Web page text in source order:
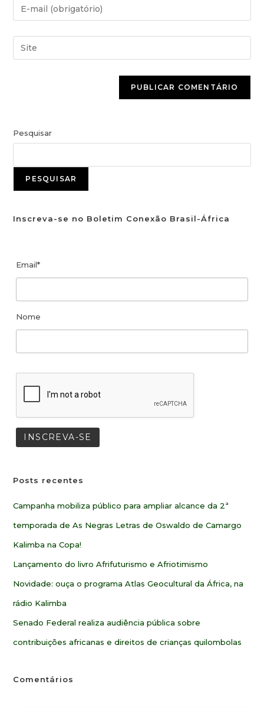
Pesquisar
PESQUISAR
Inscreva-se no Boletim Conexão Brasil-África
Email*
Nome
Posts recentes
Campanha mobiliza público para ampliar alcance da 2ª
temporada de As Negras Letras de Oswaldo de Camargo
Kalimba na Copa!
Lançamento do livro Afrifuturismo e Afriotimismo
Novidade: ouça o programa Atlas Geocultural da África, na
rádio Kalimba
Senado Federal realiza audiência pública sobre
contribuições africanas e direitos de crianças quilombolas
Comentários